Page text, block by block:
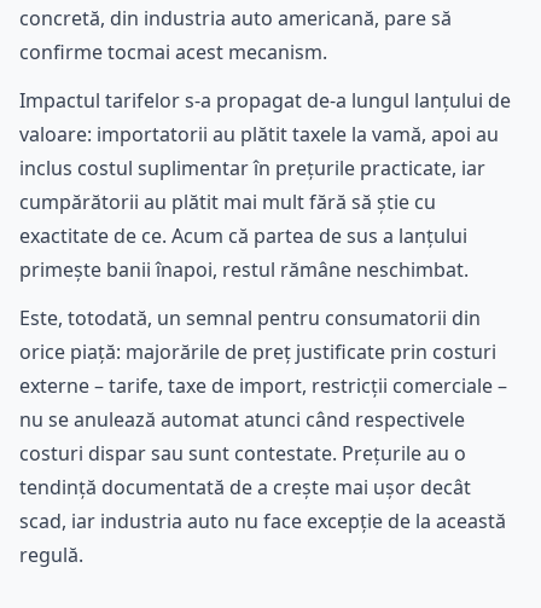
concretă, din industria auto americană, pare să
confirme tocmai acest mecanism.
Impactul tarifelor s-a propagat de-a lungul lanțului de
valoare: importatorii au plătit taxele la vamă, apoi au
inclus costul suplimentar în prețurile practicate, iar
cumpărătorii au plătit mai mult fără să știe cu
exactitate de ce. Acum că partea de sus a lanțului
primește banii înapoi, restul rămâne neschimbat.
Este, totodată, un semnal pentru consumatorii din
orice piață: majorările de preț justificate prin costuri
externe – tarife, taxe de import, restricții comerciale –
nu se anulează automat atunci când respectivele
costuri dispar sau sunt contestate. Prețurile au o
tendință documentată de a crește mai ușor decât
scad, iar industria auto nu face excepție de la această
regulă.